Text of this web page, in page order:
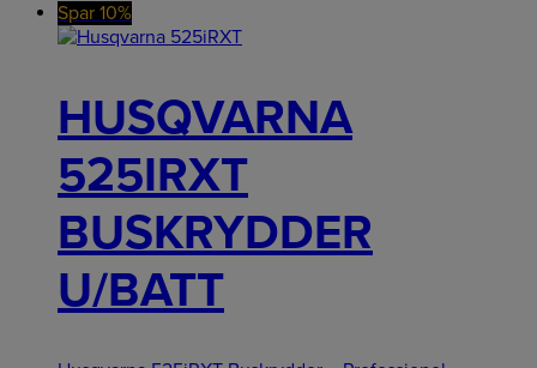
Spar 10%
HUSQVARNA
525IRXT
BUSKRYDDER
U/BATT